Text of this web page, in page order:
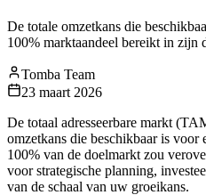
De totale omzetkans die
100% marktaandeel bereikt in zijn
Tomba Team
23 maart 2026
De totaal adresseerbare markt
omzetkans die beschikbaar is voor
100% van de doelmarkt zou
voor strategische planning,
van de schaal van uw groeikans.